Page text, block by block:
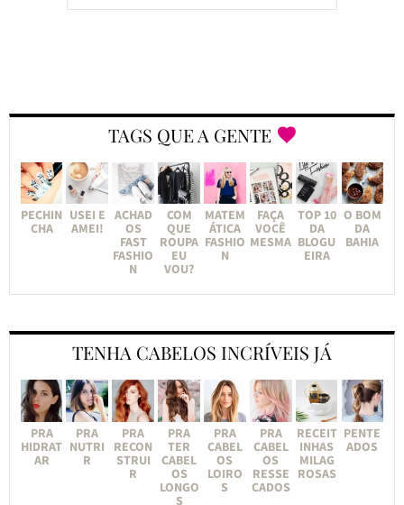
TAGS QUE A GENTE
PECHIN
CHA
USEI E
AMEI!
ACHAD
OS
FAST
FASHIO
N
COM
QUE
ROUPA
EU
VOU?
MATEM
ÁTICA
FASHIO
N
FAÇA
VOCÊ
MESMA
TOP 10
DA
BLOGU
EIRA
O BOM
DA
BAHIA
TENHA CABELOS INCRÍVEIS JÁ
PRA
HIDRAT
AR
PRA
NUTRI
R
PRA
RECON
STRUI
R
PRA
TER
CABEL
OS
LONGO
S
PRA
CABEL
OS
LOIRO
S
PRA
CABEL
OS
RESSE
CADOS
RECEIT
INHAS
MILAG
ROSAS
PENTE
ADOS